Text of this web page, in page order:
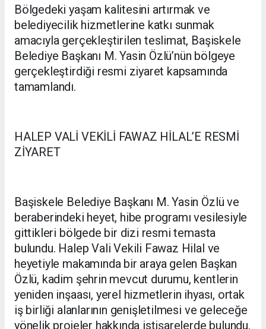
Bölgedeki yaşam kalitesini artırmak ve
belediyecilik hizmetlerine katkı sunmak
amacıyla gerçekleştirilen teslimat, Başiskele
Belediye Başkanı M. Yasin Özlü’nün bölgeye
gerçekleştirdiği resmi ziyaret kapsamında
tamamlandı.
HALEP VALİ VEKİLİ FAWAZ HİLAL’E RESMİ
ZİYARET
Başiskele Belediye Başkanı M. Yasin Özlü ve
beraberindeki heyet, hibe programı vesilesiyle
gittikleri bölgede bir dizi resmi temasta
bulundu. Halep Vali Vekili Fawaz Hilal ve
heyetiyle makamında bir araya gelen Başkan
Özlü, kadim şehrin mevcut durumu, kentlerin
yeniden inşaası, yerel hizmetlerin ihyası, ortak
iş birliği alanlarının genişletilmesi ve geleceğe
yönelik projeler hakkında istişarelerde bulundu.